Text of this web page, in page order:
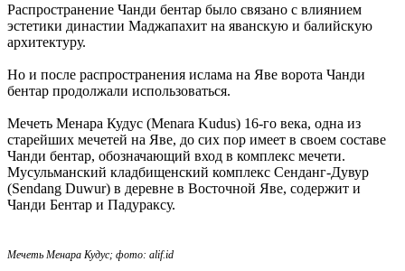
Распространение Чанди бентар было связано с влиянием
эстетики династии Маджапахит на яванскую и балийскую
архитектуру.
Но и после распространения ислама на Яве ворота Чанди
бентар продолжали использоваться.
Мечеть Менара Кудус (Menara Kudus) 16-го века, одна из
старейших мечетей на Яве, до сих пор имеет в своем составе
Чанди бентар, обозначающий вход в комплекс мечети.
Мусульманский кладбищенский комплекс Сенданг-Дувур
(Sendang Duwur) в деревне в Восточной Яве, содержит и
Чанди Бентар и Падураксу.
Мечеть Менара Кудус; фото: alif.id